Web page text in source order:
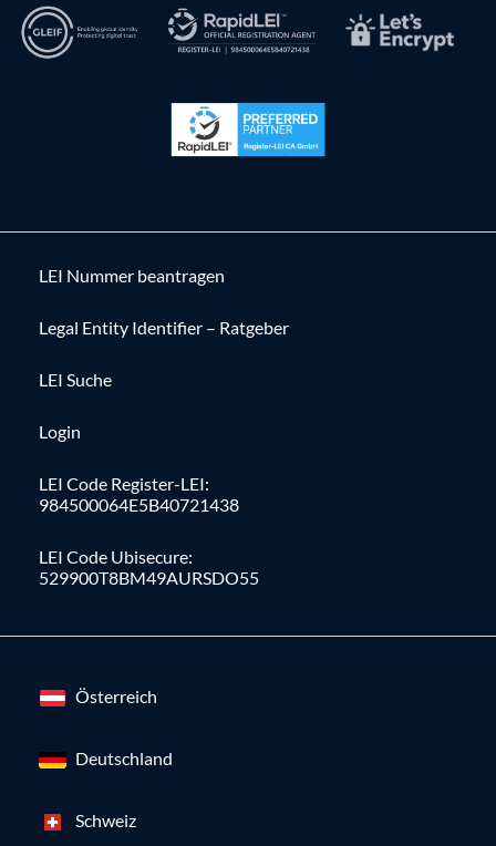
LEI Nummer beantragen
Legal Entity Identifier – Ratgeber
LEI Suche
Login
LEI Code Register-LEI:
984500064E5B40721438
LEI Code Ubisecure:
529900T8BM49AURSDO55
Österreich
Deutschland
Schweiz